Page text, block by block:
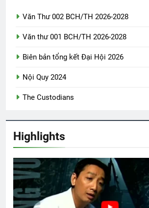
3 Years Ago 2 Years Ago
CSVSQ Đặng Ngọc
2 Years Ago
Văn Thư 002 BCH/TH 2026-2028
Văn thư 001 BCH/TH 2026-2028
Biên bản tổng kết Đại Hội 2026
Nội Quy 2024
The Custodians
Highlights